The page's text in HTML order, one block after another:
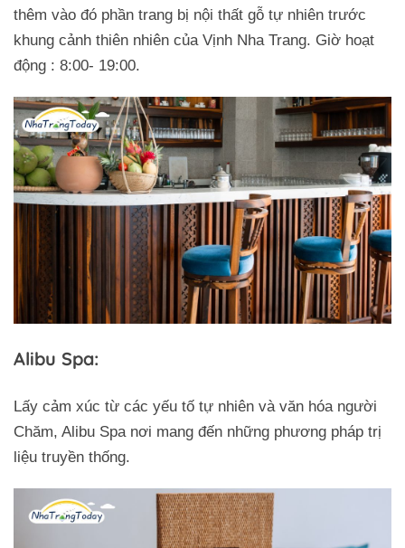
thêm vào đó phần trang bị nội thất gỗ tự nhiên trước
khung cảnh thiên nhiên của Vịnh Nha Trang. Giờ hoạt
động : 8:00- 19:00.
Alibu Spa:
Lấy cảm xúc từ các yếu tố tự nhiên và văn hóa người
Chăm, Alibu Spa nơi mang đến những phương pháp trị
liệu truyền thống.